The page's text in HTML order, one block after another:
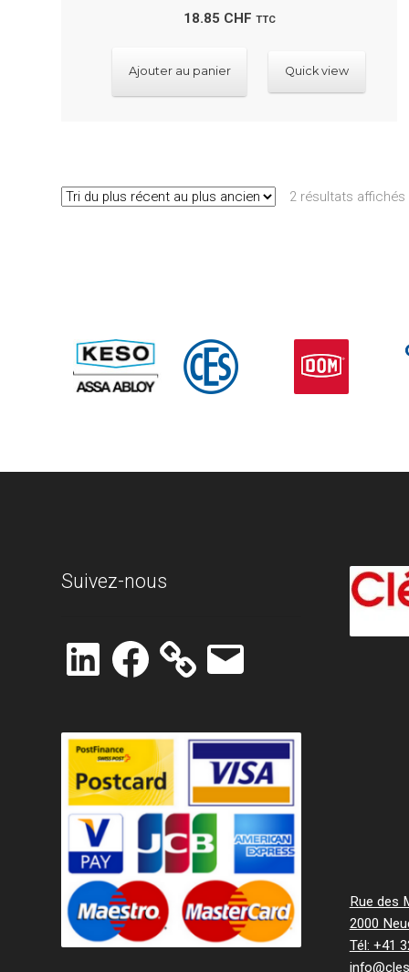
18.85 CHF TTC
Ajouter au panier Quick view
2 résultats affichés
Suivez-nous
LinkedIn Facebook
E-
mail
Rue des
2000
Tél: +41